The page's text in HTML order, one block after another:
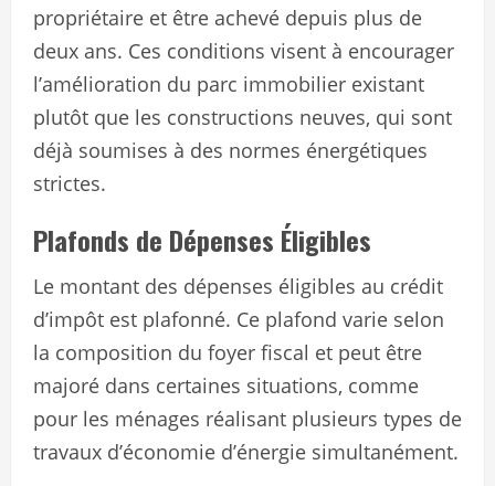
propriétaire et être achevé depuis plus de
deux ans. Ces conditions visent à encourager
l’amélioration du parc immobilier existant
plutôt que les constructions neuves, qui sont
déjà soumises à des normes énergétiques
strictes.
Plafonds de Dépenses Éligibles
Le montant des dépenses éligibles au crédit
d’impôt est plafonné. Ce plafond varie selon
la composition du foyer fiscal et peut être
majoré dans certaines situations, comme
pour les ménages réalisant plusieurs types de
travaux d’économie d’énergie simultanément.